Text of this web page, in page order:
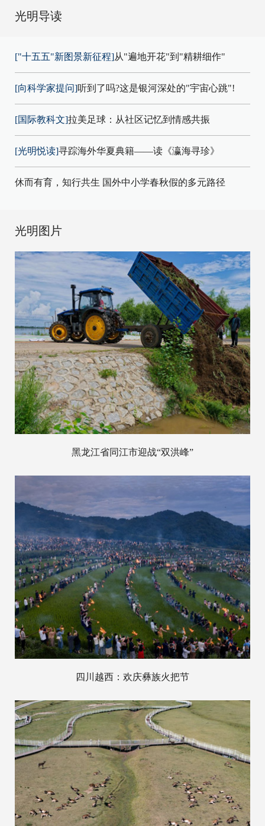
光明导读
["十五五"新图景新征程]从"遍地开花"到"精耕细作"
[向科学家提问]听到了吗?这是银河深处的"宇宙心跳"!
[国际教科文]拉美足球：从社区记忆到情感共振
[光明悦读]寻踪海外华夏典籍——读《瀛海寻珍》
休而有育，知行共生 国外中小学春秋假的多元路径
光明图片
黑龙江省同江市迎战“双洪峰”
四川越西：欢庆彝族火把节